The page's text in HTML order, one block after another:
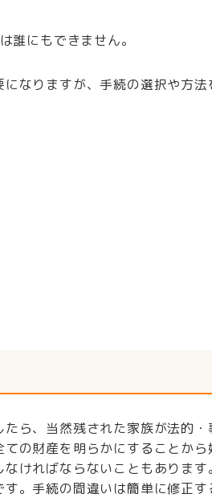
誰にもできません。
なりますが、手続の選択や方
ら、当然残された家族が法的
の財産を明らかにすることか
ければならないこともありま
。手続の間違いは簡単に修正す